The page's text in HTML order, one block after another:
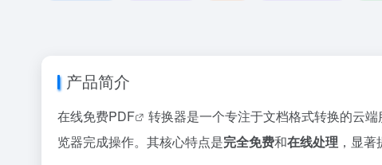
产品简介
在线免费PDF
转换器是一个专注于文档格式转换的云
览器完成操作。其核心特点是完全免费和在线处理 ，显